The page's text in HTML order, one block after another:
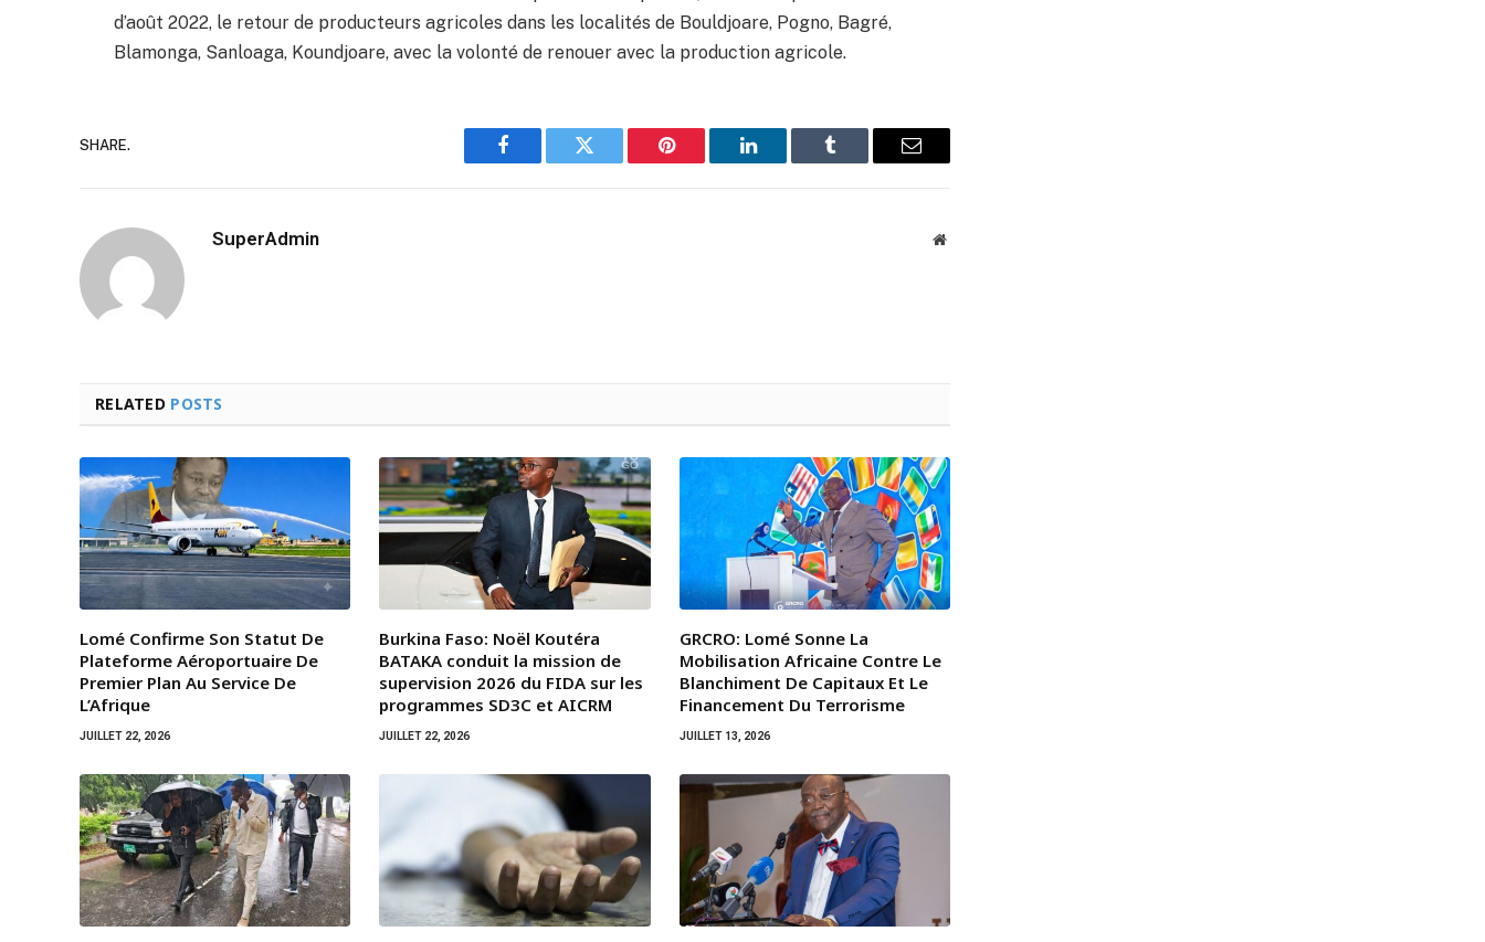
d’août 2022, le retour de producteurs agricoles dans les localités de Bouldjoare, Pogno, Bagré,
Blamonga, Sanloaga, Koundjoare, avec la volonté de renouer avec la production agricole.
SHARE.
Facebook Twitter Pinterest LinkedIn Tumblr Email
SuperAdmin Website
RELATED POSTS
Lomé Confirme Son Statut De
Plateforme Aéroportuaire De
Premier Plan Au Service De
L’Afrique
JUILLET 22, 2026
Burkina Faso: Noël Koutéra
BATAKA conduit la mission de
supervision 2026 du FIDA sur les
programmes SD3C et AICRM
JUILLET 22, 2026
GRCRO: Lomé Sonne La
Mobilisation Africaine Contre Le
Blanchiment De Capitaux Et Le
Financement Du Terrorisme
JUILLET 13, 2026